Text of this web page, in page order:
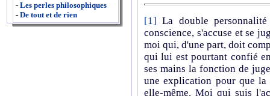
- Les perles philosophiques
- De tout et de rien
[1] La double
conscience, s'accuse et se
moi qui, d'une part, doit
qui lui est pourtant confié
ses mains la fonction de
une explication pour que la
elle-même. Moi qui suis